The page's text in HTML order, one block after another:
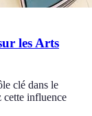
les Arts
clé dans le
cette influence